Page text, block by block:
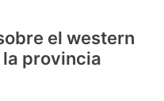
el western
provincia